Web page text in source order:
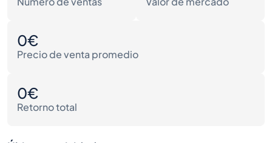
0€
Precio de venta promedio
0€
Retorno total